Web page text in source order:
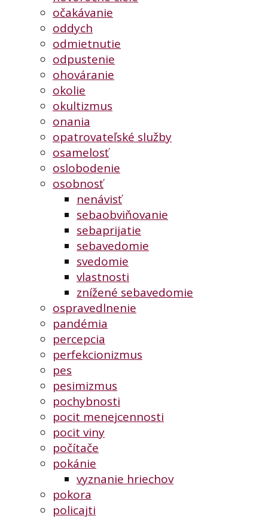
očakávanie
oddych
odmietnutie
odpustenie
ohováranie
okolie
okultizmus
onania
opatrovateľské služby
osamelosť
oslobodenie
osobnosť
nenávisť
sebaobviňovanie
sebaprijatie
sebavedomie
svedomie
vlastnosti
znížené sebavedomie
ospravedlnenie
pandémia
percepcia
perfekcionizmus
pes
pesimizmus
pochybnosti
pocit menejcennosti
pocit viny
počítače
pokánie
vyznanie hriechov
pokora
policajti